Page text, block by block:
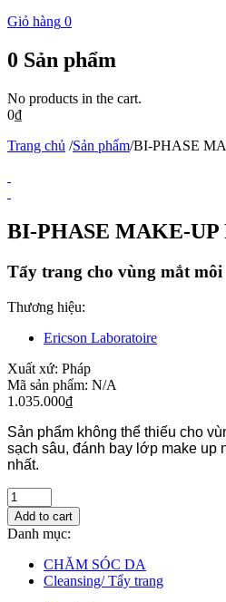
Giỏ hàng 0
0 Sản phẩm
No products in the cart.
0₫
Trang chủ /Sản phẩm/BI-PHASE
BI-PHASE MAKE-UP
Tẩy trang cho vùng mắt môi
Thương hiệu:
Ericson Laboratoire
Xuất xứ: Pháp
Mã sản phẩm: N/A
1.035.000₫
Sản phẩm không thể thiếu cho
sạch sâu, đánh bay lớp make up
nhất.
Add to cart
Danh mục:
CHĂM SÓC DA
Cleansing/ Tẩy trang